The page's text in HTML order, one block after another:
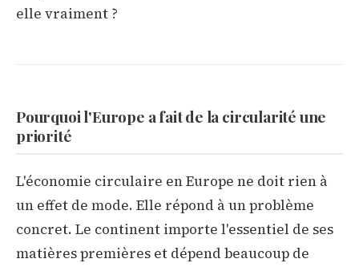
elle vraiment ?
Pourquoi l'Europe a fait de la circularité une
priorité
L'économie circulaire en Europe ne doit rien à
un effet de mode. Elle répond à un problème
concret. Le continent importe l'essentiel de ses
matières premières et dépend beaucoup de